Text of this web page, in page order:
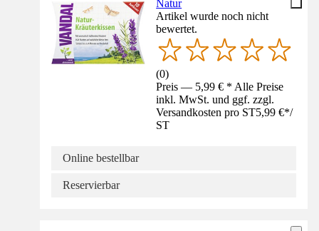
Natur
Artikel wurde noch nicht
bewertet.
(0)
Preis — 5,99 € * Alle Preise
inkl. MwSt. und ggf. zzgl.
Versandkosten pro ST5,99 €*/
ST
Online bestellbar
Reservierbar